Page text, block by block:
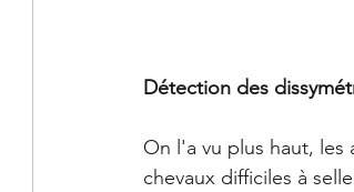
Détection des
On l'a vu plus haut,
chevaux difficiles à